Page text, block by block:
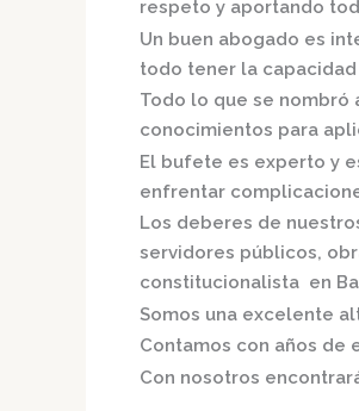
respeto y aportando
Un buen abogado es
todo tener la
Todo lo que se
conocimientos para
El bufete es experto y
enfrentar
Los deberes de
servidores públicos,
constitucionalista en
Somos una excelente
Contamos con años de
Con nosotros